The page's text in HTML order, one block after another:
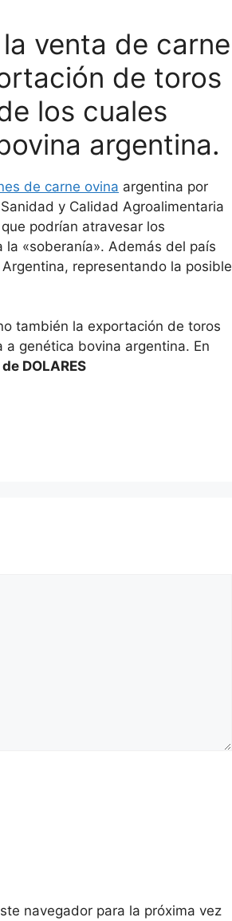
venta de carne
de toros
los cuales
argentina.
de carne ovina argentina por
y Calidad Agroalimentaria
podrían atravesar los
«soberanía». Además del país
representando la posible
también la exportación de toros
genética bovina argentina. En
DOLARES
navegador para la próxima vez